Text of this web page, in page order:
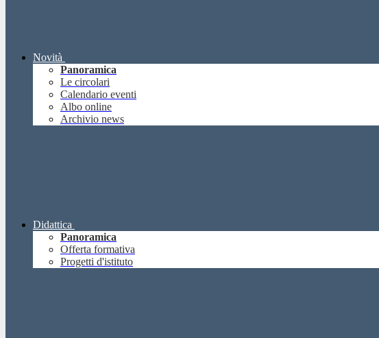
Novità
Panoramica
Le circolari
Calendario eventi
Albo online
Archivio news
Didattica
Panoramica
Offerta formativa
Progetti d'istituto